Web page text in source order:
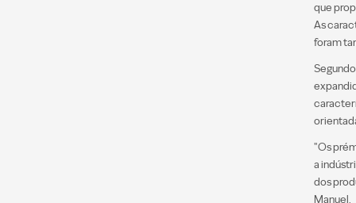
que
As
foram
"Os
a
dos
Manuel.